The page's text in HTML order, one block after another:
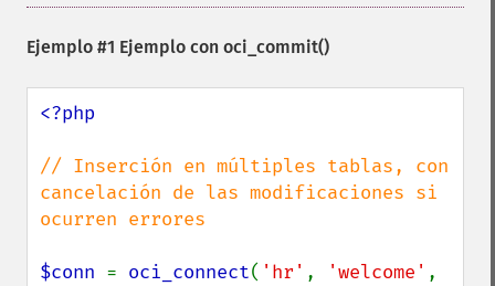
Ejemplo #1 Ejemplo con oci_commit()
<?php
// Inserción en múltiples tablas, con
cancelación de las modificaciones si
ocurren errores
$conn = oci_connect( 'hr' , 'welcome'